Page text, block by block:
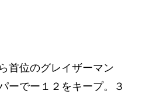
首位のグレイザーマン
ーでー１２をキープ。３